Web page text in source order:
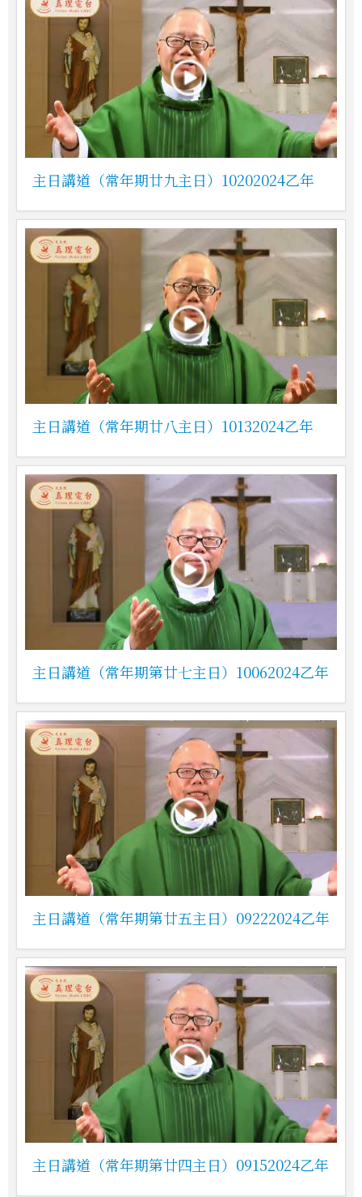
主日講道（常年期廿九主日）10202024乙年
主日講道（常年期廿八主日）10132024乙年
主日講道（常年期第廿七主日）10062024乙年
主日講道（常年期第廿五主日）09222024乙年
主日講道（常年期第廿四主日）09152024乙年